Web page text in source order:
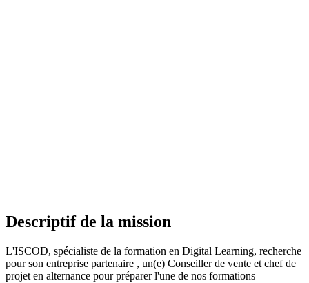
Descriptif de la mission
L'ISCOD, spécialiste de la formation en Digital Learning, recherche
pour son entreprise partenaire , un(e) Conseiller de vente et chef de
projet en alternance pour préparer l'une de nos formations